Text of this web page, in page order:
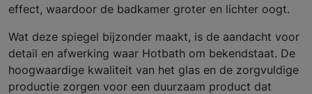
effect, waardoor de badkamer groter en lichter oogt.
Wat deze spiegel bijzonder maakt, is de aandacht voor
detail en afwerking waar Hotbath om bekendstaat. De
hoogwaardige kwaliteit van het glas en de zorgvuldige
productie zorgen voor een duurzaam product dat